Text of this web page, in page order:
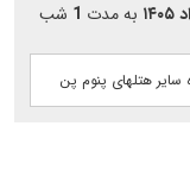
به مدت 1 شب
هتلهای پنوم پن